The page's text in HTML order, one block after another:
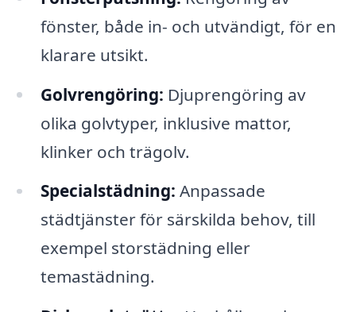
fönster, både in- och utvändigt, för en
klarare utsikt.
Golvrengöring: Djuprengöring av
olika golvtyper, inklusive mattor,
klinker och trägolv.
Specialstädning: Anpassade
städtjänster för särskilda behov, till
exempel storstädning eller
temastädning.